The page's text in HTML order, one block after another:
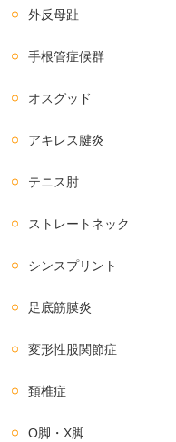
外反母趾
手根管症候群
オスグッド
アキレス腱炎
テニス肘
ストレートネック
シンスプリント
足底筋膜炎
変形性股関節症
頚椎症
O脚・X脚